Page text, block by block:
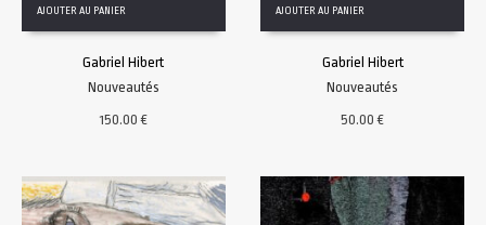
AJOUTER AU PANIER
Gabriel Hibert
Nouveautés
150.00€
AJOUTER AU PANIER
Gabriel Hibert
Nouveautés
50.00€